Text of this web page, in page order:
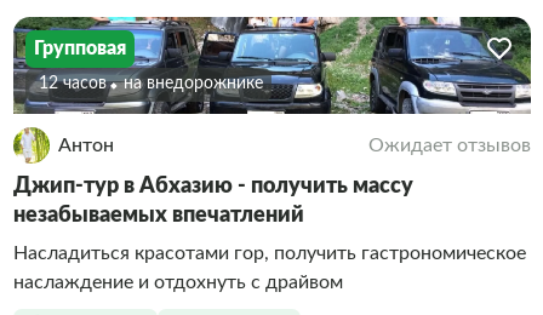
Групповая
12 часов На внедорожнике
Антон Ожидает отзывов
Джип-тур в Абхазию - получить массу
незабываемых впечатлений
Насладиться красотами гор, получить гастрономическое
наслаждение и отдохнуть с драйвом